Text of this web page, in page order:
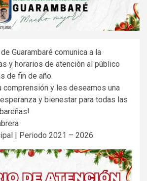
Guarambaré comunica a la
y horarios de atención al público
de fin de año.
comprensión y les deseamos una
y bienestar para todas las
| Periodo 2021 – 2026